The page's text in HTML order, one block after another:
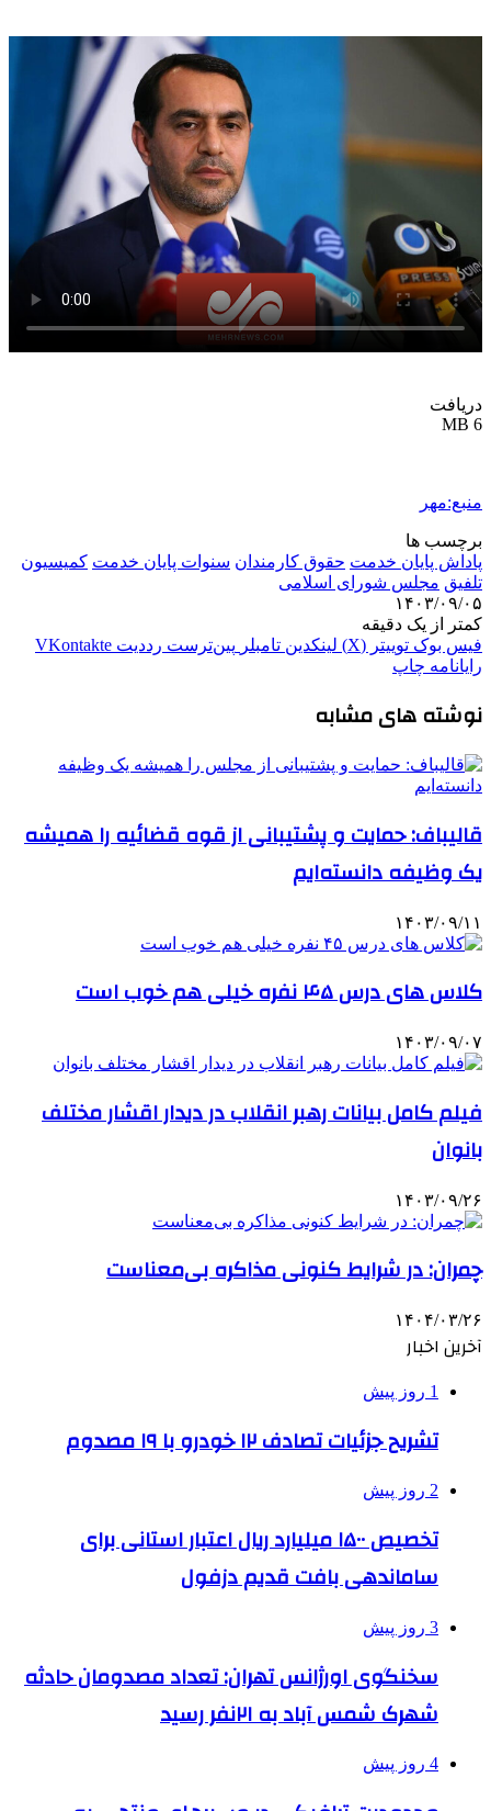
دریافت
6 MB
منبع:مهر
برچسب ها
پاداش پایان خدمت حقوق کارمندان سنوات پایان خدمت کمیسیون
تلفیق مجلس شورای اسلامی
۱۴۰۳/۰۹/۰۵
کمتر از یک دقیقه
فیس بوک توییتر (X) لینکدین ‫تامبلر ‫پین‌ترست ‫رددیت ‫VKontakte
رایانامه چاپ
نوشته های مشابه
قالیباف: حمایت و پشتیبانی از قوه قضائیه را همیشه
یک وظیفه دانسته‌ایم
۱۴۰۳/۰۹/۱۱
کلاس های درس ۴۵ نفره خیلی هم خوب است
۱۴۰۳/۰۹/۰۷
فیلم کامل بیانات رهبر انقلاب در دیدار اقشار مختلف
بانوان
۱۴۰۳/۰۹/۲۶
چمران: در شرایط کنونی مذاکره بی‌معناست
۱۴۰۴/۰۳/۲۶
آخرین اخبار
1 روز پیش
تشریح جزئیات تصادف ۱۲ خودرو با ۱۹ مصدوم
2 روز پیش
تخصیص ۱۵۰۰ میلیارد ریال اعتبار استانی برای
ساماندهی بافت قدیم دزفول
3 روز پیش
سخنگوی اورژانس تهران: تعداد مصدومان حادثه
شهرک شمس آباد به ۲۱نفر رسید
4 روز پیش